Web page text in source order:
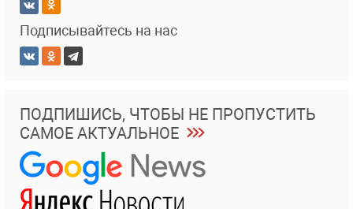
Подписывайтесь на нас
ПОДПИШИСЬ, ЧТОБЫ НЕ ПРОПУСТИТЬ
САМОЕ АКТУАЛЬНОЕ